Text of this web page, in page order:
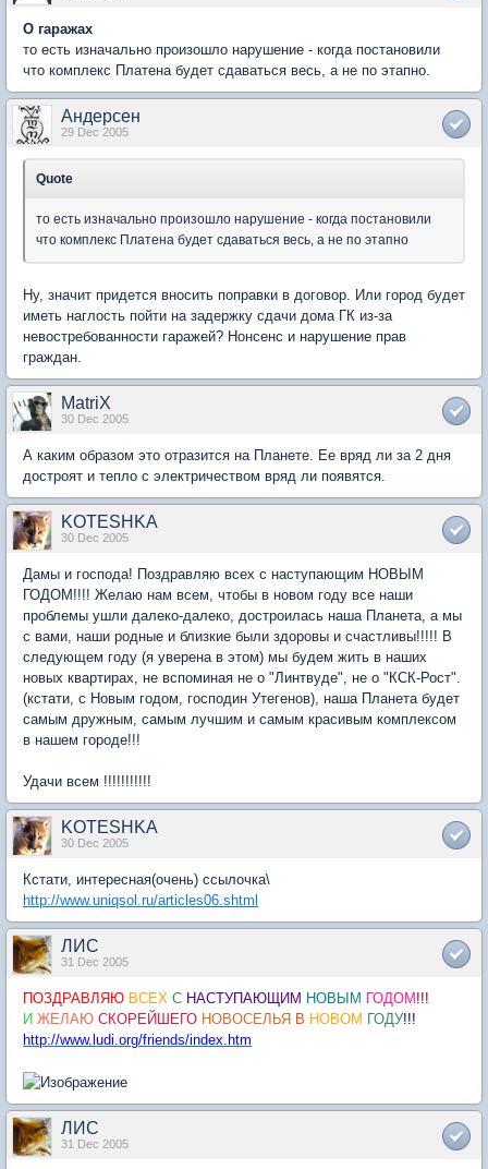
О гаражах
то есть изначально произошло нарушение - когда постановили
что комплекс Платена будет сдаваться весь, а не по этапно.
Андерсен
29 Dec 2005
Quote
то есть изначально произошло нарушение - когда постановили
что комплекс Платена будет сдаваться весь, а не по этапно
Ну, значит придется вносить поправки в договор. Или город будет
иметь наглость пойти на задержку сдачи дома ГК из-за
невостребованности гаражей? Нонсенс и нарушение прав
граждан.
MatriX
30 Dec 2005
А каким образом это отразится на Планете. Ее вряд ли за 2 дня
достроят и тепло с электричеством вряд ли появятся.
KOTESHKA
30 Dec 2005
Дамы и господа! Поздравляю всех с наступающим НОВЫМ
ГОДОМ!!!! Желаю нам всем, чтобы в новом году все наши
проблемы ушли далеко-далеко, достроилась наша Планета, а мы
с вами, наши родные и близкие были здоровы и счастливы!!!!! В
следующем году (я уверена в этом) мы будем жить в наших
новых квартирах, не вспоминая не о "Линтвуде", не о "КСК-Рост".
(кстати, с Новым годом, господин Утегенов), наша Планета будет
самым дружным, самым лучшим и самым красивым комплексом
в нашем городе!!!
Удачи всем !!!!!!!!!!!
KOTESHKA
30 Dec 2005
Кстати, интересная(очень) ссылочка\
http://www.uniqsol.ru/articles06.shtml
ЛИС
31 Dec 2005
ПОЗДРАВЛЯЮ ВСЕХ С НАСТУПАЮЩИМ НОВЫМ ГОДОМ !!!
И ЖЕЛАЮ СКОРЕЙШЕГО НОВОСЕЛЬЯ В НОВОМ ГОДУ!!!
http://www.ludi.org/friends/index.htm
ЛИС
31 Dec 2005